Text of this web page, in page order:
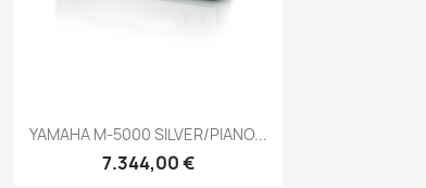
Anteprima
YAMAHA M-5000 SILVER/PIANO...
7.344,00 €